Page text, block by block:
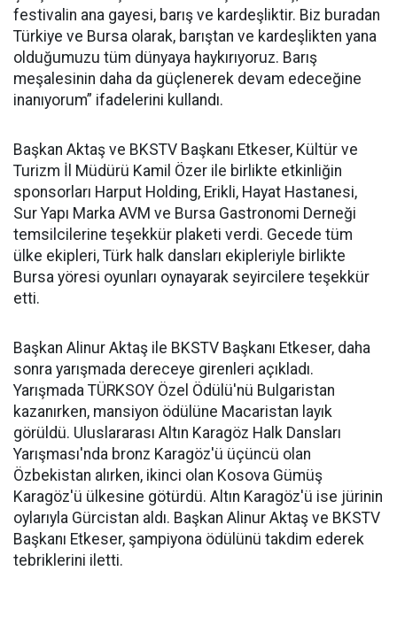
festivalin ana gayesi, barış ve kardeşliktir. Biz buradan
Türkiye ve Bursa olarak, barıştan ve kardeşlikten yana
olduğumuzu tüm dünyaya haykırıyoruz. Barış
meşalesinin daha da güçlenerek devam edeceğine
inanıyorum” ifadelerini kullandı.
Başkan Aktaş ve BKSTV Başkanı Etkeser, Kültür ve
Turizm İl Müdürü Kamil Özer ile birlikte etkinliğin
sponsorları Harput Holding, Erikli, Hayat Hastanesi,
Sur Yapı Marka AVM ve Bursa Gastronomi Derneği
temsilcilerine teşekkür plaketi verdi. Gecede tüm
ülke ekipleri, Türk halk dansları ekipleriyle birlikte
Bursa yöresi oyunları oynayarak seyircilere teşekkür
etti.
Başkan Alinur Aktaş ile BKSTV Başkanı Etkeser, daha
sonra yarışmada dereceye girenleri açıkladı.
Yarışmada TÜRKSOY Özel Ödülü'nü Bulgaristan
kazanırken, mansiyon ödülüne Macaristan layık
görüldü. Uluslararası Altın Karagöz Halk Dansları
Yarışması'nda bronz Karagöz'ü üçüncü olan
Özbekistan alırken, ikinci olan Kosova Gümüş
Karagöz'ü ülkesine götürdü. Altın Karagöz'ü ise jürinin
oylarıyla Gürcistan aldı. Başkan Alinur Aktaş ve BKSTV
Başkanı Etkeser, şampiyona ödülünü takdim ederek
tebriklerini iletti.